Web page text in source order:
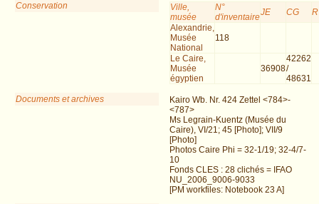
Conservation
Ville,
musée
N°
d'inventaireJE CG
Alexandrie,
Musée
National
118
Le Caire,
Musée
égyptien
36908
42262
/
48631
Documents et archives
Kairo Wb. Nr. 424 Zettel <784>-
<787>
Ms Legrain-Kuentz (Musée du
Caire), VI/21; 45 [Photo]; VII/9
[Photo]
Photos Caire Phi = 32-1/19; 32-4/7-
10
Fonds CLES : 28 clichés = IFAO
NU_2006_9006-9033
[PM workfiles: Notebook 23 A]